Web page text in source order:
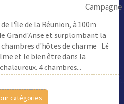
Campagne
l'île de la Réunion, à 100m
Grand'Anse et surplombant la
d'hôtes de charme Lé
et le bien être dans la
4 chambres...
catégories